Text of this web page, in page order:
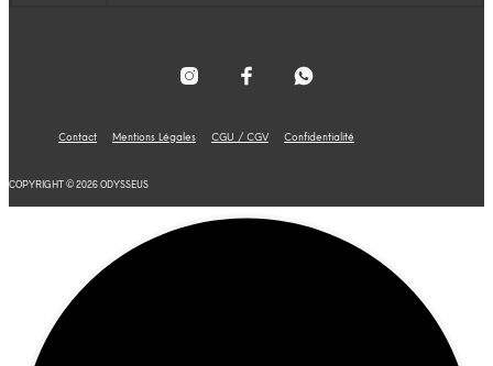
Contact Mentions Légales CGU / CGV Confidentialité
COPYRIGHT © 2026 ODYSSEUS